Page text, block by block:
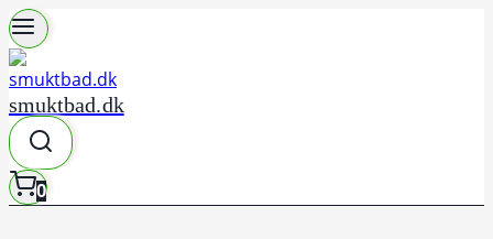
Fortsæt
til
indhold
smuktbad.dk
0